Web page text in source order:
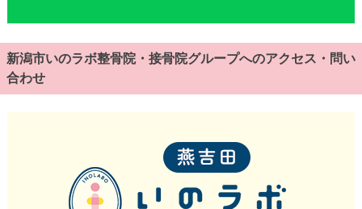
新潟市いのラボ整骨院・接骨院グループへのアクセス・問い
合わせ